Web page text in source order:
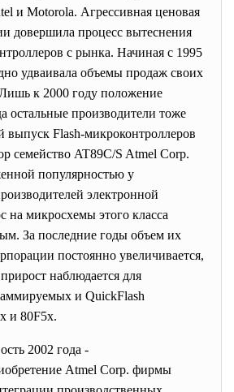
и Motorola. Агрессивная ценовая
довершила процесс вытеснения
с рынка. Начиная с 1995
удваивала объемы продаж своих
к 2000 году положение
остальные производители тоже
выпуск Flash-микроконтроллеров
семейство AT89C/S Atmel Corp.
популярностью у
электронной
на микросхемы этого класса
За последние годы объем их
постоянно увеличивается,
наблюдается для
и QuickFlash
и 80F5x.
2002 года -
Atmel Corp. фирмы